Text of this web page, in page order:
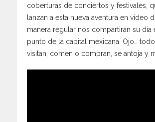
coberturas de conciertos y festivales,
lanzan a esta nueva aventura en video
manera regular nos compartirán su día
punto de la capital mexicana. Ojo…
visitan, comen o compran, se antoja y